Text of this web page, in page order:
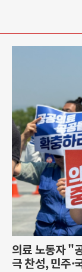
의료 노동자 "
극 찬성, 민주·